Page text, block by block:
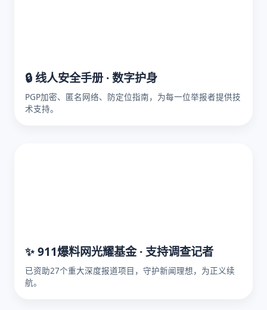
🔒 线人安全手册 · 数字护身
PGP加密、匿名网络、防定位指南，为每一位举报者提供技
术支持。
✨ 911爆料网光耀基金 · 支持调查记者
已资助27个重大深度报道项目，守护新闻理想，为正义续
航。